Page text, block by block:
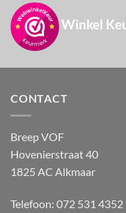
Winkel
CONTACT
Breep VOF
Hovenierstraat 40
1825 AC Alkmaar
Telefoon: 072 531 4352